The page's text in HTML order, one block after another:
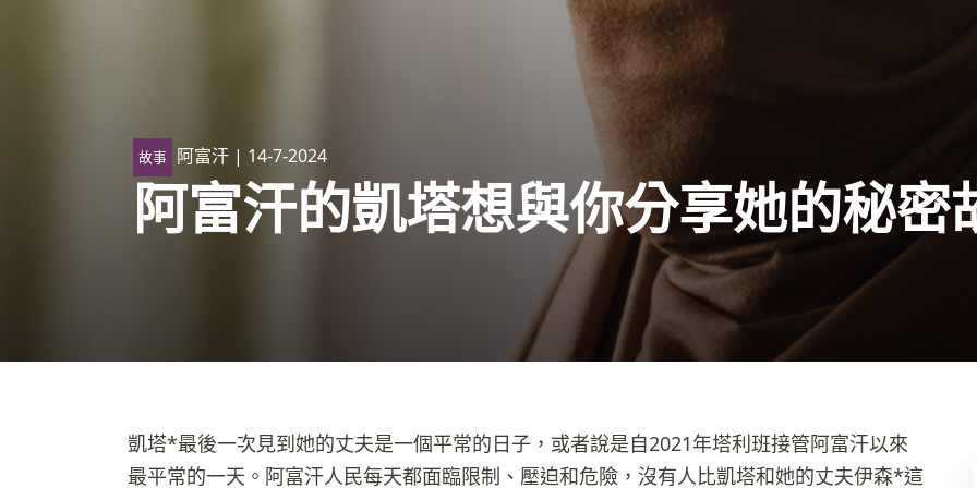
故事 阿富汗 | 14-7-2024
阿富汗的凱塔想與你分享她的秘密
凱塔*最後一次見到她的丈夫是一個平常的日子，或者說是自2021年塔利班接管阿富汗以來
最平常的一天。阿富汗人民每天都面臨限制、壓迫和危險，沒有人比凱塔和她的丈夫伊森*這